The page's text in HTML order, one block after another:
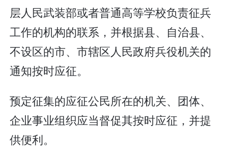
层人民武装部或者普通高等学校负责征兵
工作的机构的联系，并根据县、自治县、
不设区的市、市辖区人民政府兵役机关的
通知按时应征。
预定征集的应征公民所在的机关、团体、
企业事业组织应当督促其按时应征，并提
供便利。